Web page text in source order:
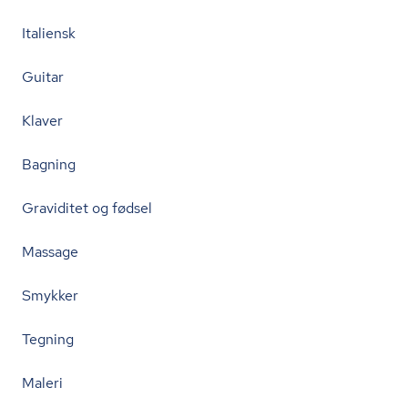
Italiensk
Guitar
Klaver
Bagning
Graviditet og fødsel
Massage
Smykker
Tegning
Maleri